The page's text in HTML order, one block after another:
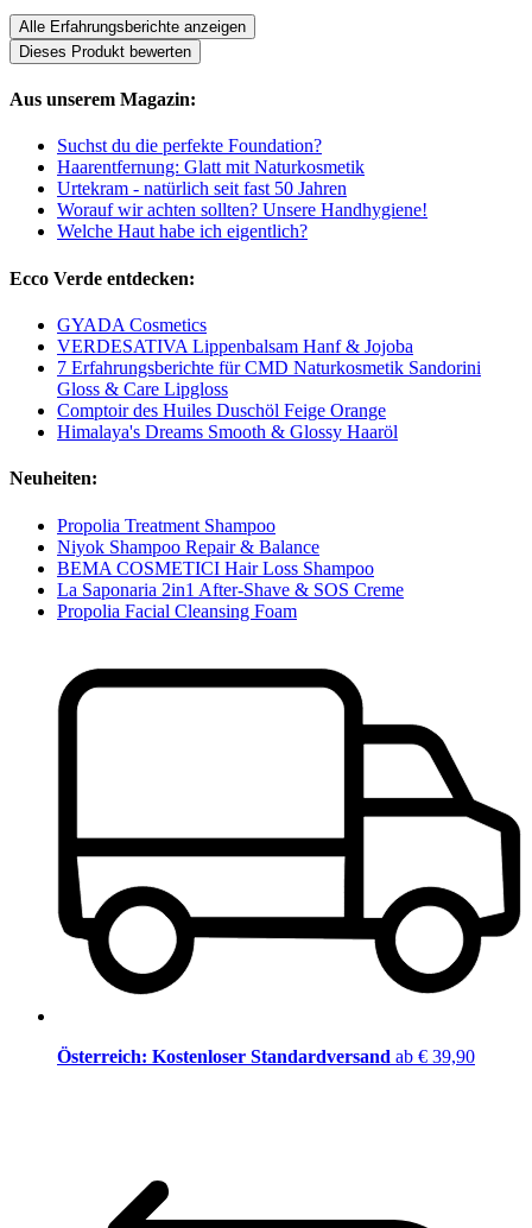
Alle Erfahrungsberichte anzeigen
Dieses Produkt bewerten
Aus unserem Magazin:
Suchst du die perfekte Foundation?
Haarentfernung: Glatt mit Naturkosmetik
Urtekram - natürlich seit fast 50 Jahren
Worauf wir achten sollten? Unsere Handhygiene!
Welche Haut habe ich eigentlich?
Ecco Verde entdecken:
GYADA Cosmetics
VERDESATIVA Lippenbalsam Hanf & Jojoba
7 Erfahrungsberichte für CMD Naturkosmetik Sandorini
Gloss & Care Lipgloss
Comptoir des Huiles Duschöl Feige Orange
Himalaya's Dreams Smooth & Glossy Haaröl
Neuheiten:
Propolia Treatment Shampoo
Niyok Shampoo Repair & Balance
BEMA COSMETICI Hair Loss Shampoo
La Saponaria 2in1 After-Shave & SOS Creme
Propolia Facial Cleansing Foam
Österreich: Kostenloser Standardversand ab € 39,90